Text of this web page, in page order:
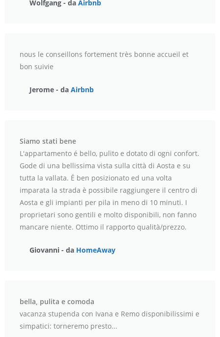
Wolfgang - da Airbnb
nous le conseillons fortement très bonne accueil et
bon suivie
Jerome - da Airbnb
Siamo stati bene
L'appartamento é bello, pulito e dotato di ogni confort.
Gode di una bellissima vista sulla città di Aosta e su
tutta la vallata. É ben posizionato ed una volta
imparata la strada è possibile raggiungere il centro di
Aosta e gli impianti per pila in meno di 10 minuti. I
proprietari sono gentili e molto disponibili, non fanno
mancare niente. Ottimo il rapporto qualità/prezzo.
Giovanni - da HomeAway
bella, pulita e comoda
vacanza stupenda con Ivana e Remo disponibilissimi e
simpatici: torneremo presto...